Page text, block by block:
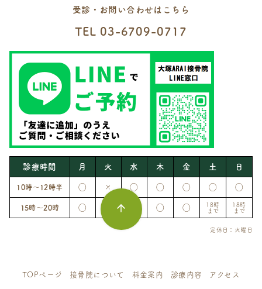
受診・お問い合わせはこちら
TEL 03-6709-0717
診療時間 月 火 水 木 金 土 日
10時〜12時半 ◯ × ◯ ◯ ◯ ◯ ◯
15時〜20時 ◯ ◯ ◯
18時
まで
18時
まで
定休日：火曜日
TOPページ 接骨院について 料金案内 診療内容 アクセス